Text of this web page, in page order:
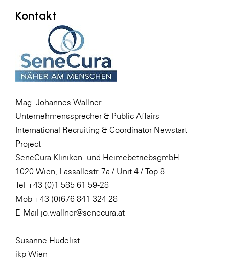
Kontakt
Mag. Johannes Wallner
Unternehmenssprecher & Public Affairs
International Recruiting & Coordinator Newstart
Project
SeneCura Kliniken- und HeimebetriebsgmbH
1020 Wien, Lassallestr. 7a / Unit 4 / Top 8
Tel +43 (0)1 585 61 59-28
Mob +43 (0)676 841 324 28
E-Mail jo.wallner@senecura.at
Susanne Hudelist
ikp Wien